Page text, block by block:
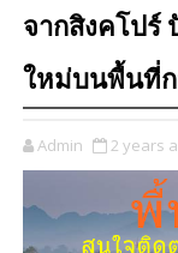
จากสิงคโปร์
ใหม่บนพื้นที่ก
Admin 2 years